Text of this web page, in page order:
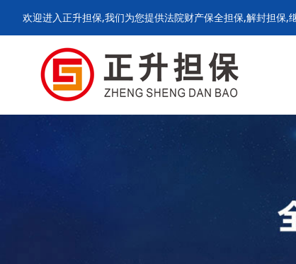
欢迎进入正升担保,我们为您提供法院财产保全担保,解封担保